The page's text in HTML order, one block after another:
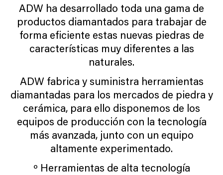
ADW ha desarrollado toda una gama de
productos diamantados para trabajar de
forma eficiente estas nuevas piedras de
características muy diferentes a las
naturales.
ADW fabrica y suministra herramientas
diamantadas para los mercados de piedra y
cerámica, para ello disponemos de los
equipos de producción con la tecnología
más avanzada, junto con un equipo
altamente experimentado.
º Herramientas de alta tecnología